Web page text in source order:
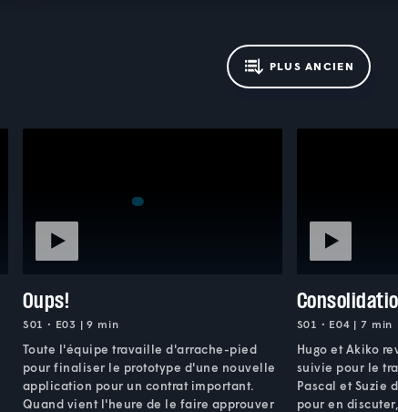
PLUS ANCIEN
Oups!
S01 • E03 | 9 min
Toute l'équipe travaille d'arrache-pied
pour finaliser le prototype d'une nouvelle
application pour un contrat important.
Quand vient l'heure de le faire approuver
S01 • E04 | 7 min
Hugo et Akiko
suivie pour le
Pascal et Suzie
pour en